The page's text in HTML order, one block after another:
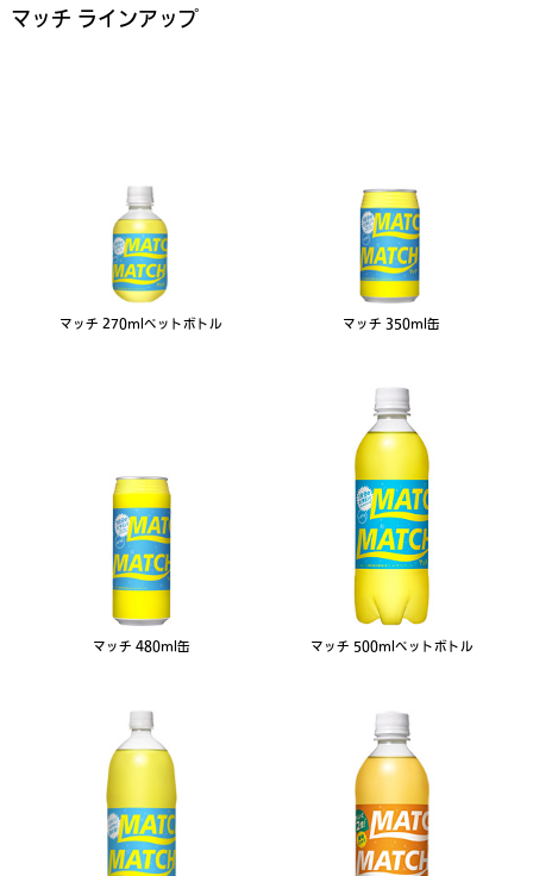
マッチ ラインアップ
マッチ 270mlペットボトル マッチ 350ml缶
マッチ 480ml缶 マッチ 500mlペットボトル